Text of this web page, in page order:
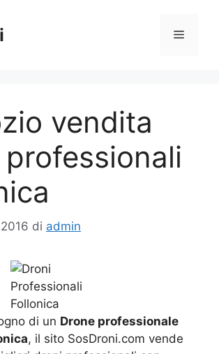
Menu
vendita
di admin
di un Drone professionale
, il sito SosDroni.com vende